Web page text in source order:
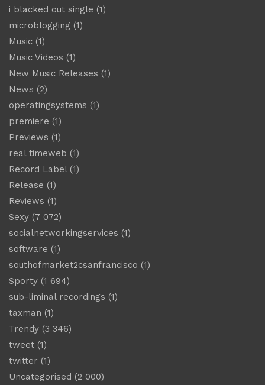
i blacked out single (1)
microblogging (1)
Music (1)
Music Videos (1)
New Music Releases (1)
News (2)
operatingsystems (1)
premiere (1)
Previews (1)
real timeweb (1)
Record Label(1)
Release (1)
Reviews (1)
Sexy (7 072)
socialnetworkingservices (1)
software (1)
southofmarket2csanfrancisco (1)
Sporty (1 694)
sub-liminal recordings (1)
taxman (1)
Trendy (3 346)
tweet (1)
twitter (1)
Uncategorised (2 000)